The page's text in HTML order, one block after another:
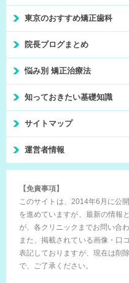
東京のおすすめ矯正歯科
院長ブログまとめ
悩み別 矯正治療法
知っておきたい基礎知識
サイトマップ
運営者情報
【免責事項】
このサイトは、2014年6月に公
を進めていますが、最新の情報
が、各クリニックまでお問い合
また、掲載されている画像・口
表記しておりますが、現在は削
で、ご了承ください。